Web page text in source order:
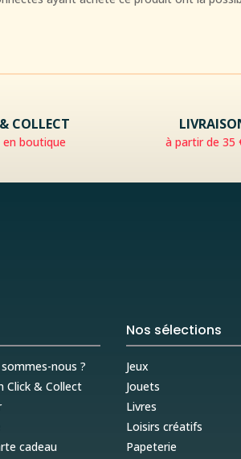
COLLECT
boutique à partir de 35
nous ?
Click & Collect
cadeau
Nos sélections
Jeux
Jouets
Livres
Loisirs créatifs
Papeterie